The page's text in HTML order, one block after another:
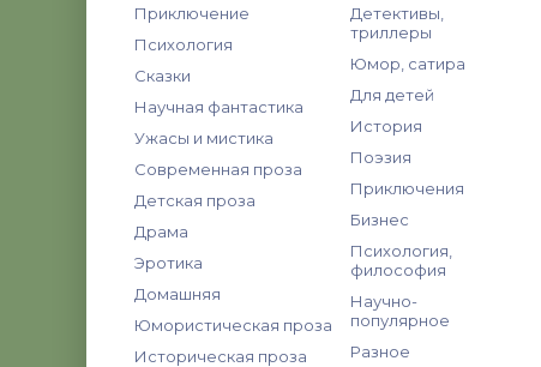
Приключение
Психология
Сказки
Научная фантастика
Ужасы и мистика
Современная проза
Детская проза
Драма
Эротика
Домашняя
Юмористическая проза
Историческая проза
Детективы,
триллеры
Юмор, сатира
Для детей
История
Поэзия
Приключения
Бизнес
Психология,
философия
Научно-
популярное
Разное